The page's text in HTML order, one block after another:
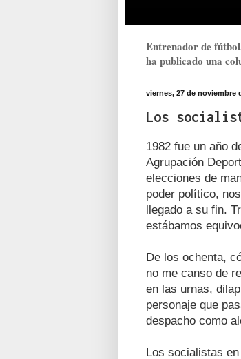
Entrenador de
ha publicado una
viernes, 27 de noviembre
Los
1982 fue un año
Agrupación
elecciones de
poder político,
llegado a su fin.
estábamos
De los ochenta,
no me canso de
en las urnas,
personaje que
despacho como
Los socialistas